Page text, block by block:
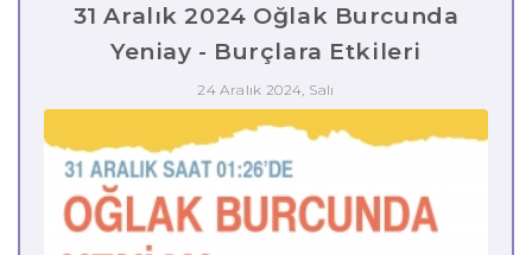
31 Aralık 2024 Oğlak Burcunda
Yeniay - Burçlara Etkileri
24 Aralık 2024, Salı